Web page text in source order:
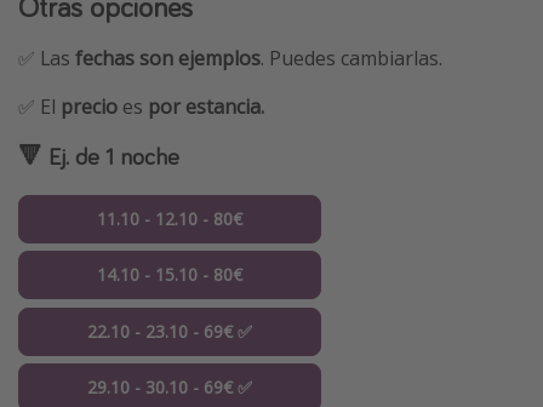
✅ Las fechas son ejemplos. Puedes cambiarlas.
✅ El precio es por estancia.
🔻 Ej. de 1 noche
11.10 - 12.10 - 80€
14.10 - 15.10 - 80€
22.10 - 23.10 - 69€ ✅
29.10 - 30.10 - 69€ ✅